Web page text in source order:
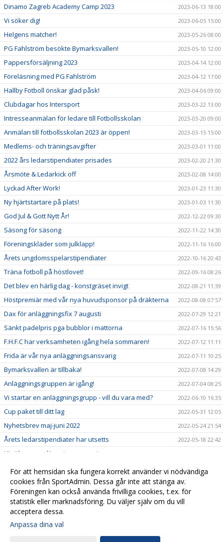
Dinamo Zagreb Academy Camp 2023 2023-06-13 18:00
Vi söker dig! 2023-06-05 15:00
Helgens matcher! 2023-05-26 08:00
PG Fahlström besökte Bymarksvallen! 2023-05-10 12:00
Pappersförsäljning 2023 2023-04-14 12:00
Föreläsning med PG Fahlström 2023-04-12 17:00
Hallby Fotboll önskar glad påsk! 2023-04-06 09:00
Clubdagar hos Intersport 2023-03-22 13:00
Intresseanmälan för ledare till Fotbollsskolan 2023-03-20 09:00
Anmälan till fotbollsskolan 2023 är öppen! 2023-03-15 15:00
Medlems- och träningsavgifter 2023-03-01 11:00
2022 års ledarstipendiater prisades 2023-02-20 21:30
Årsmöte & Ledarkick off 2023-02-08 14:00
Lyckad After Work! 2023-01-23 11:30
Ny hjärtstartare på plats! 2023-01-03 11:30
God Jul & Gott Nytt År! 2022-12-22 09:30
Säsong för säsong 2022-11-22 14:30
Föreningskläder som julklapp! 2022-11-16 16:00
Årets ungdomsspelarstipendiater 2022-10-16 20:43
Träna fotboll på höstlovet! 2022-09-16 08:26
Det blev en härlig dag - konstgräset invigt 2022-08-21 11:39
Höstpremiär med vår nya huvudsponsor på dräkterna 2022-08-08 07:57
Dax för anläggningsfix 7 augusti 2022-07-29 12:21
Sänkt padelpris pga bubblor i mattorna 2022-07-16 15:56
F.H.F.C har verksamheten igång hela sommaren! 2022-07-12 11:11
Frida är vår nya anläggningsansvarig 2022-07-11 10:25
Bymarksvallen är tillbaka! 2022-07-08 14:29
Anläggningsgruppen är igång! 2022-07-04 08:25
Vi startar en anläggningsgrupp - vill du vara med? 2022-06-10 16:35
Cup paket till ditt lag 2022-05-31 12:05
Nyhetsbrev maj-juni 2022 2022-05-24 21:54
Årets ledarstipendiater har utsetts 2022-05-18 22:42
Vi söker ny anläggningsansvarig
Säkra plats till fotbollsskolan 2022 2022-04-28 21:44
6 maj - nytt datum för toapappersutdelning! 2022-04-27 12:55
Domarutbildningar 2022-04-25 16:44
För att hemsidan ska fungera korrekt använder vi nödvändiga
cookies från SportAdmin. Dessa går inte att stänga av.
Föreningen kan också använda frivilliga cookies, t.ex. för
statistik eller marknadsföring. Du väljer själv om du vill
acceptera dessa.
Anpassa dina val